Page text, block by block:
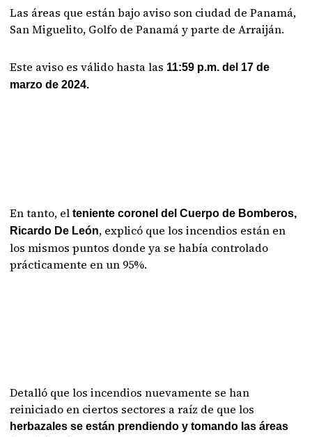
Las áreas que están bajo aviso son ciudad de Panamá,
San Miguelito, Golfo de Panamá y parte de Arraiján.
Este aviso es válido hasta las 11:59 p.m. del 17 de
marzo de 2024.
En tanto, elteniente coronel del Cuerpo de Bomberos,
Ricardo De León, explicó que los incendios están en
los mismos puntos donde ya se había controlado
prácticamente en un 95%.
Detalló que los incendios nuevamente se han
reiniciado en ciertos sectores a raíz de que los
herbazales se están prendiendo y tomando las áreas